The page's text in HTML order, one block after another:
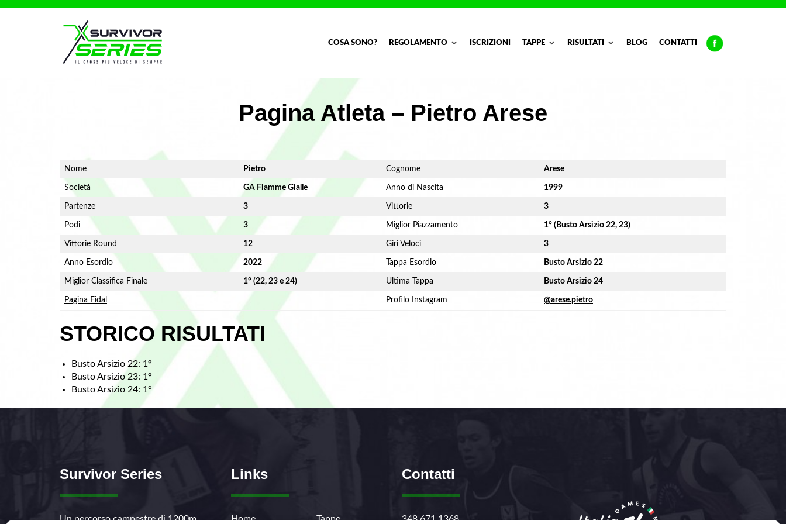
COSA SONO? REGOLAMENTO ISCRIZIONI TAPPE RISULTATI BLOG CONTATTI
Pagina Atleta – Pietro Arese
Nome Pietro Cognome Arese
Società GA Fiamme Gialle Anno di Nascita 1999
Partenze 3 Vittorie 3
Podi 3 Miglior Piazzamento 1° (Busto Arsizio 22, 23)
Vittorie Round 12 Giri Veloci 3
Anno Esordio 2022 Tappa Esordio Busto Arsizio 22
Miglior Classifica Finale 1° (22, 23 e 24) Ultima Tappa Busto Arsizio 24
Pagina Fidal Profilo Instagram @arese.pietro
STORICO RISULTATI
Busto Arsizio 22: 1 °
Busto Arsizio 23: 1 °
Busto Arsizio 24: 1°
Survivor Series
Un percorso campestre di 1200m,
Links
Home Tappe
Contatti
348.671.1368